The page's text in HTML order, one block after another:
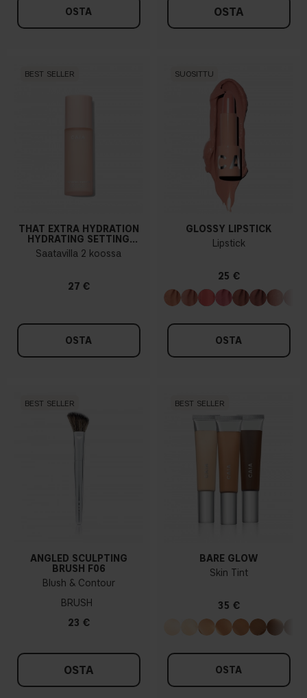
OSTA OSTA
BEST SELLER
THAT EXTRA HYDRATION
HYDRATING SETTING
SPRAY
Saatavilla 2 koossa
27 €
OSTA
SUOSITTU
GLOSSY LIPSTICK
Lipstick
25 €
OSTA
BEST SELLER
ANGLED SCULPTING
BRUSH F06
Blush & Contour
BRUSH
23 €
OSTA
BEST SELLER
BARE GLOW
Skin Tint
35 €
OSTA